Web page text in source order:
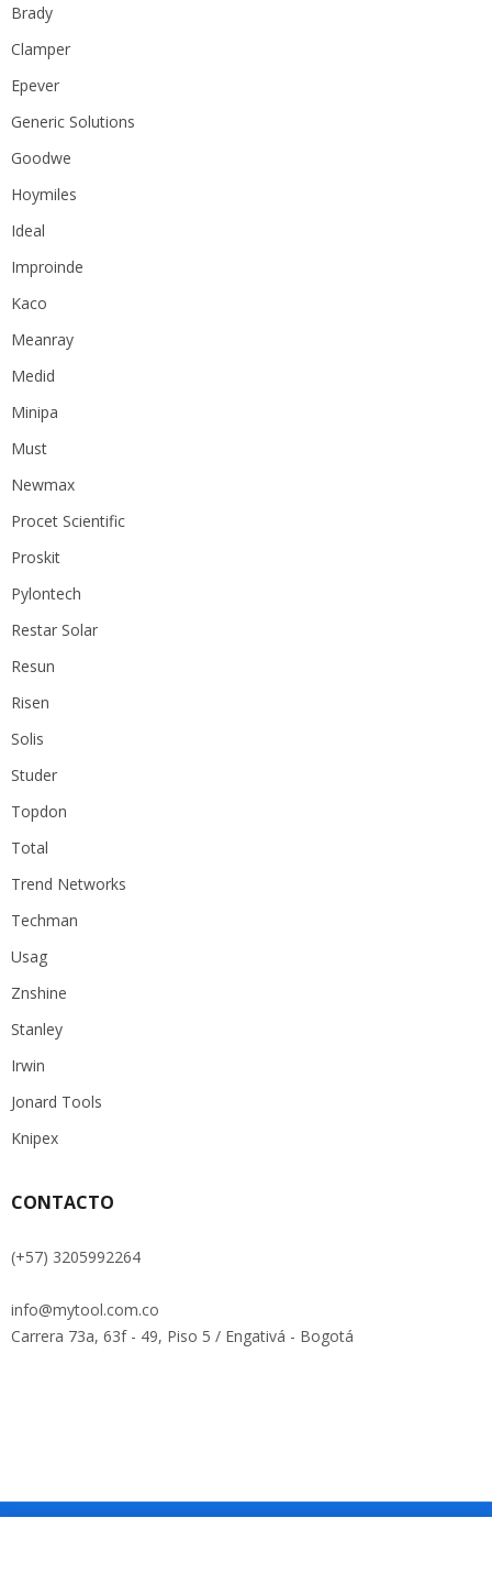
Brady
Clamper
Epever
Generic Solutions
Goodwe
Hoymiles
Ideal
Improinde
Kaco
Meanray
Medid
Minipa
Must
Newmax
Procet Scientific
Proskit
Pylontech
Restar Solar
Resun
Risen
Solis
Studer
Topdon
Total
Trend Networks
Techman
Usag
Znshine
Stanley
Irwin
Jonard Tools
Knipex
CONTACTO
(+57) 3205992264
info@mytool.com.co
Carrera 73a, 63f - 49, Piso 5 / Engativá - Bogotá